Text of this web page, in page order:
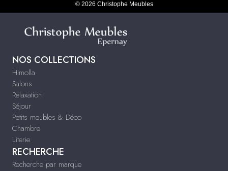
© 2026 Christophe Meubles
NOS COLLECTIONS
Himolla
Salons
Relaxation
Séjour
Petits meubles & Déco
Chambre
Literie
RECHERCHE
Recherche par marque